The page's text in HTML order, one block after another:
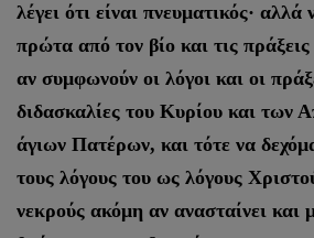
λέγει ότι είναι πνευματικός·
πρώτα από τον βίο και τις
αν συμφωνούν οι λόγοι και οι
διδασκαλίες του Κυρίου και των
άγιων Πατέρων, και τότε να
τους λόγους του ως λόγους
νεκρούς ακόμη αν ανασταίνει και